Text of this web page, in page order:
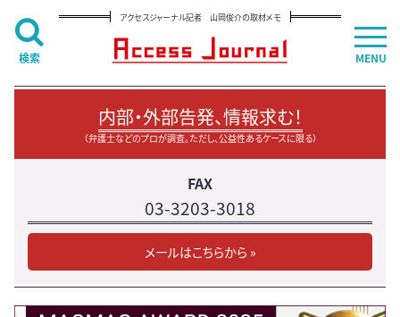
アクセスジャーナル記者 山岡俊介の取材メモ
内部・外部告発、情報求む！
（弁護士などのプロが調査。ただし、公益性あるケースに限る）
FAX
03-3203-3018
メールはこちらから »
MENU
検索